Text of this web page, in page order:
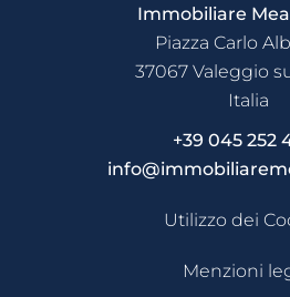
Immobiliare
Piazza Carlo
37067Valeggio
Italia
+39 045 252
Utilizzo dei
Menzioni